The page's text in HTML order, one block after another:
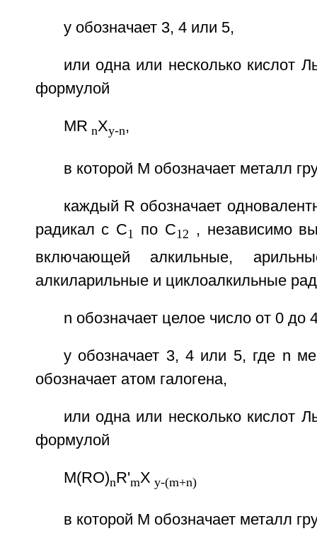
y обозначает 3, 4 или 5,
или одна или несколько кислот
формулой
MR nXy-n,
в которой М обозначает металл
каждый R обозначает
радикал с C1 по С12
, независимо
включающей алкильные,
алкиларильные и циклоалкильные
n обозначает целое число от 0 до
y обозначает 3, 4 или 5, где n
обозначает атом галогена,
или одна или несколько кислот
формулой
M(RO)nR'mX y-(m+n)
в которой М обозначает металл